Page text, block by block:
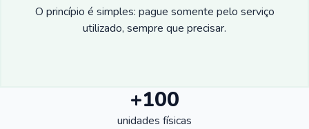
O princípio é simples: pague somente pelo serviço
utilizado, sempre que precisar.
+100
unidades físicas